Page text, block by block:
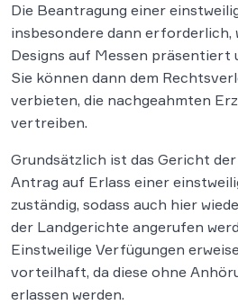
Die Beantragung einer
insbesondere dann erforderlich,
Designs auf Messen präsentiert
Sie können dann dem
verbieten, die nachgeahmten
vertreiben.
Grundsätzlich ist das Gericht
Antrag auf Erlass einer
zuständig, sodass auch hier
der Landgerichte angerufen
Einstweilige Verfügungen
vorteilhaft, da diese ohne
erlassen werden.